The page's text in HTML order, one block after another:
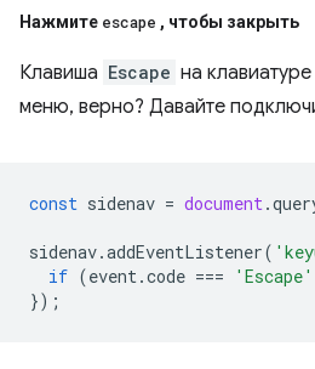
Нажмите escape , чтобы закрыть
Клавиша Escape на
меню, верно? Давайте
const sidenav = document.
sidenav.addEventListener(
if (event.code === 'Escape'
});